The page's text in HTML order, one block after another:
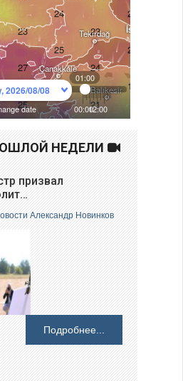
НЕДЕЛИ
призвал
Александр Новинков
Подробнее...